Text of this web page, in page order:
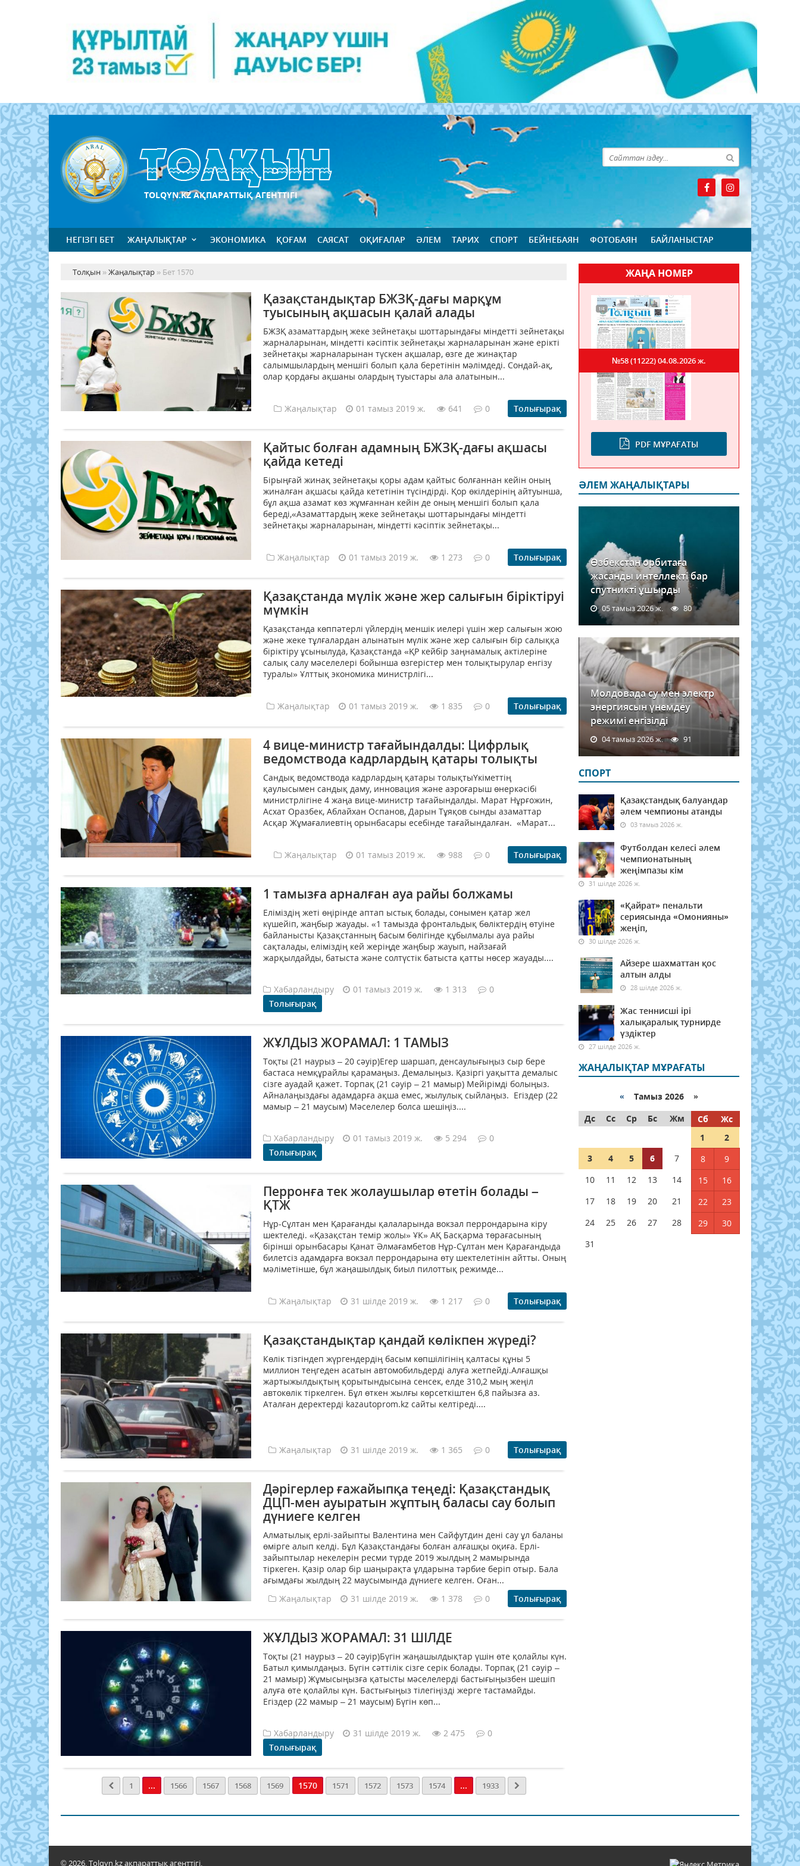
TOLQYN.KZ АҚПАРАТТЫҚ АГЕНТТІГІ
НЕГІЗГІ БЕТ ЖАҢАЛЫҚТАР ЭКОНОМИКА ҚОҒАМ САЯСАТ ОҚИҒАЛАР ӘЛЕМ ТАРИХ СПОРТ БЕЙНЕБАЯН ФОТОБАЯН БАЙЛАНЫСТАР
Толқын »Жаңалықтар » Бет 1570
Қазақстандықтар БЖЗҚ-дағы марқұм
туысының ақшасын қалай алады
БЖЗҚ азаматтардың жеке зейнетақы шоттарындағы міндетті зейнетақы
жарналарынан, міндетті кәсіптік зейнетақы жарналарынан және ерікті
зейнетақы жарналарынан түскен ақшалар, өзге де жинақтар
салымшылардың меншігі болып қала беретінін мәлімдеді. Сондай-ақ,
олар қордағы ақшаны олардың туыстары ала алатынын...
Жаңалықтар 01 тамыз 2019 ж. 641 0 Толығырақ
Қайтыс болған адамның БЖЗҚ-дағы ақшасы
қайда кетеді
Бірыңғай жинақ зейнетақы қоры адам қайтыс болғаннан кейін оның
жиналған ақшасы қайда кететінін түсіндірді. Қор өкілдерінің айтуынша,
бұл ақша азамат көз жұмғаннан кейін де оның меншігі болып қала
береді,«Азаматтардың жеке зейнетақы шоттарындағы міндетті
зейнетақы жарналарынан, міндетті кәсіптік зейнетақы...
Жаңалықтар 01 тамыз 2019 ж. 1 273 0 Толығырақ
Қазақстанда мүлік және жер салығын біріктіруі
мүмкін
Қазақстанда көппәтерлі үйлердің меншік иелері үшін жер салығын жою
және жеке тұлғалардан алынатын мүлік және жер салығын бір салыққа
біріктіру ұсынылуда, Қазақстанда «ҚР кейбір заңнамалық актілеріне
салық салу мәселелері бойынша өзгерістер мен толықтырулар енгізу
туралы» Ұлттық экономика министрлігі...
Жаңалықтар 01 тамыз 2019 ж. 1 835 0 Толығырақ
4 вице-министр тағайындалды: Цифрлық
ведомствода кадрлардың қатары толықты
Сандық ведомствода кадрлардың қатары толықтыҮкіметтің
қаулысымен сандық даму, инновация және аэроғарыш өнеркәсібі
министрлігіне 4 жаңа вице-министр тағайындалды. Марат Нұрғожин,
Асхат Оразбек, Аблайхан Оспанов, Дарын Тұяқов сынды азаматтар
Асқар Жұмағалиевтің орынбасары есебінде тағайындалған. «Марат...
Жаңалықтар 01 тамыз 2019 ж. 988 0 Толығырақ
1 тамызға арналған ауа райы болжамы
Еліміздің жеті өңірінде аптап ыстық болады, сонымен қатар жел
күшейіп, жаңбыр жауады. «1 тамызда фронтальдық бөліктердің өтуіне
байланысты Қазақстанның басым бөлігінде құбылмалы ауа райы
сақталады, еліміздің кей жеріңде жаңбыр жауып, найзағай
жарқылдайды, батыста және солтүстік батыста қатты нөсер жауады....
Хабарландыру 01 тамыз 2019 ж. 1 313
0
Толығырақ
ЖҰЛДЫЗ ЖОРАМАЛ: 1 ТАМЫЗ
Тоқты (21 наурыз – 20 сәуір)Егер шаршап, денсаулығыңыз сыр бере
бастаса немқұрайлы қарамаңыз. Демалыңыз. Қазіргі уақытта демалыс
сізге ауадай қажет. Торпақ (21 сәуір – 21 мамыр) Мейірімді болыңыз.
Айналаңыздағы адамдарға ақша емес, жылулық сыйлаңыз. Егіздер (22
мамыр – 21 маусым) Мәселелер болса шешіңіз....
Хабарландыру 01 тамыз 2019 ж. 5 294
0
Толығырақ
Перронға тек жолаушылар өтетін болады –
ҚТЖ
Нұр-Сұлтан мен Қарағанды қалаларында вокзал перрондарына кіру
шектеледі. «Қазақстан темір жолы» ҰК» АҚ Басқарма төрағасының
бірінші орынбасары Қанат Әлмағамбетов Нұр-Сұлтан мен Қарағандыда
билетсіз адамдарға вокзал перрондарына өту шектелетінін айтты. Оның
мәліметінше, бұл жаңашылдық биыл пилоттық режимде...
Жаңалықтар 31 шілде 2019 ж. 1 217 0 Толығырақ
Қазақстандықтар қандай көлікпен жүреді?
Көлік тізгіндеп жүргендердің басым көпшілігінің қалтасы құны 5
миллион теңгеден асатын автомобильдерді алуға жетпейді.Алғашқы
жартыжылдықтың қорытындысына сенсек, елде 310,2 мың жеңіл
автокөлік тіркелген. Бұл өткен жылғы көрсеткіштен 6,8 пайызға аз.
Аталған деректерді kazautoprom.kz сайты келтіреді....
Жаңалықтар 31 шілде 2019 ж. 1 365 0 Толығырақ
Дәрігерлер ғажайыпқа теңеді: Қазақстандық
ДЦП-мен ауыратын жұптың баласы сау болып
дүниеге келген
Алматылық ерлі-зайыпты Валентина мен Сайфутдин дені сау ұл баланы
өмірге алып келді. Бұл Қазақстандағы болған алғашқы оқиға. Ерлі-
зайыптылар некелерін ресми түрде 2019 жылдың 2 мамырында
тіркеген. Қазір олар бір шаңырақта ұлдарына тәрбие беріп отыр. Бала
ағымдағы жылдың 22 маусымында дүниеге келген. Оған...
Жаңалықтар
31 шілде 2019 ж. 1 378 0 Толығырақ
ЖҰЛДЫЗ ЖОРАМАЛ: 31 ШІЛДЕ
Тоқты (21 наурыз – 20 сәуір)Бүгін жаңашылдықтар үшін өте қолайлы күн.
Батыл қимылдаңыз. Бүгін сәттілік сізге серік болады. Торпақ (21 сәуір –
21 мамыр) Жұмысыңызға қатысты мәселелерді бастығыңызбен шешіп
алуға өте қолайлы күн. Бастығыңыз тілегіңізді жерге тастамайды.
Егіздер (22 мамыр – 21 маусым) Бүгін көп...
Хабарландыру 31 шілде 2019 ж. 2 475
0
Толығырақ
1 ... 1566 1567 1568 1569 1570 1571 1572 1573 1574 ... 1933
ЖАҢА НОМЕР
PDF МҰРАҒАТЫ
№58 (11222)04.08.2026 ж.
ӘЛЕМ ЖАҢАЛЫҚТАРЫ
Өзбекстан орбитаға
жасанды интеллекті бар
спутникті ұшырды
05 тамыз 2026 ж. 80
Молдовада су мен электр
энергиясын үнемдеу
режимі енгізілді
04 тамыз 2026 ж. 91
СПОРТ
Қазақстандық балуандар
әлем чемпионы атанды
03 тамыз 2026 ж.
Футболдан келесі әлем
чемпионатының
жеңімпазы кім
31 шілде 2026 ж.
«Қайрат» пенальти
сериясында «Омонияны»
жеңіп,
30 шілде 2026 ж.
Айзере шахматтан қос
алтын алды
28 шілде 2026 ж.
Жас теннисші ірі
халықаралық турнирде
үздіктер
27 шілде 2026 ж.
ЖАҢАЛЫҚТАР МҰРАҒАТЫ
« Тамыз 2026 »
Дс
Сс Ср Бс Жм Сб
Жс
1
2
3
4 5 6 7 8
9
10
11 12 13 14 15
16
17
18 19 20 21 22
23
24
25 26 27 28 29
30
31
© 2026. Tolqyn.kz ақпараттық агенттігі.